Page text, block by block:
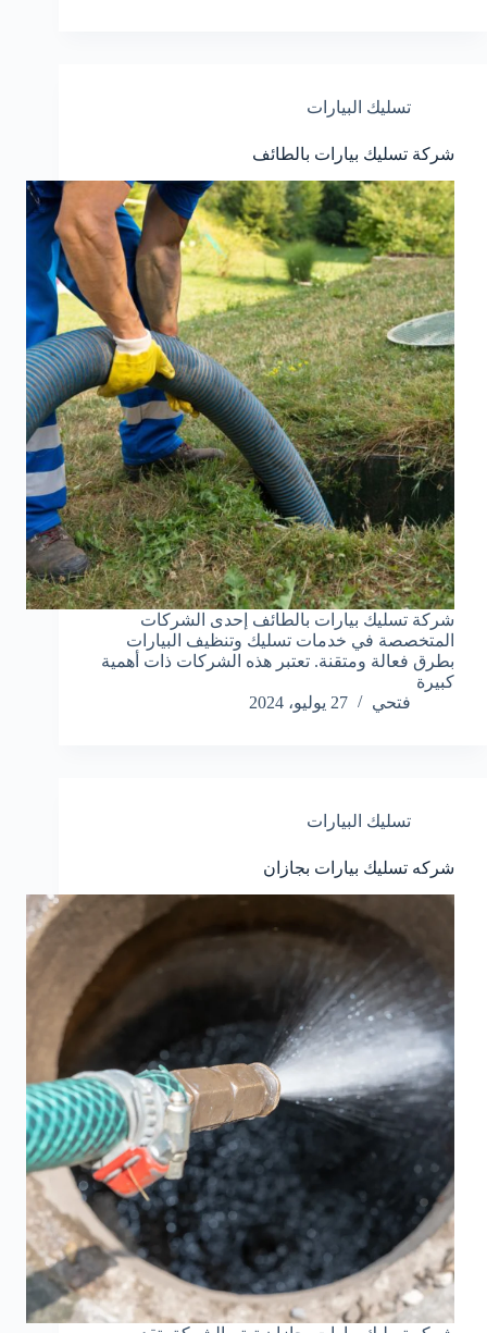
تسليك البيارات
شركة تسليك بيارات بالطائف
شركة تسليك بيارات بالطائف إحدى الشركات
المتخصصة في خدمات تسليك وتنظيف البيارات
بطرق فعالة ومتقنة. تعتبر هذه الشركات ذات أهمية
كبيرة
فتحي
27 يوليو، 2024
تسليك البيارات
شركه تسليك بيارات بجازان